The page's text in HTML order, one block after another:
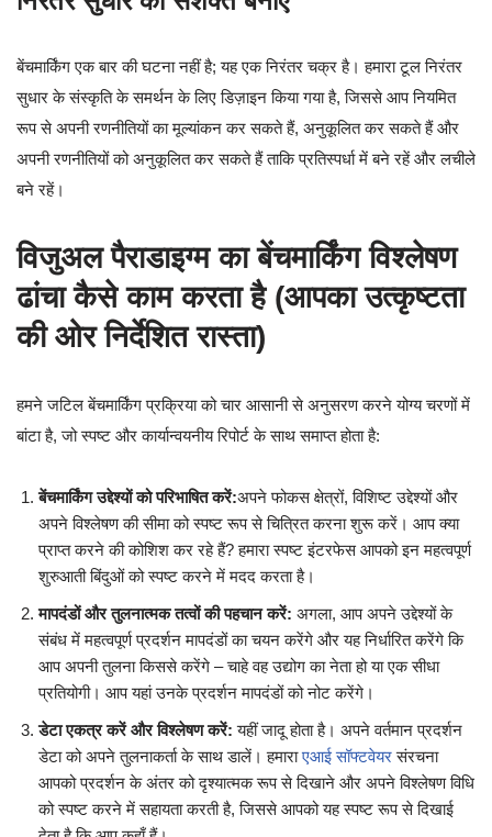
बेंचमार्किंग एक बार की घटना नहीं है; यह एक निरंतर चक्र है। हमारा टूल निरंतर
सुधार के संस्कृति के समर्थन के लिए डिज़ाइन किया गया है, जिससे आप नियमित
रूप से अपनी रणनीतियों का मूल्यांकन कर सकते हैं, अनुकूलित कर सकते हैं और
अपनी रणनीतियों को अनुकूलित कर सकते हैं ताकि प्रतिस्पर्धा में बने रहें और लचीले
बने रहें।
विजुअल पैराडाइग्म का बेंचमार्किंग विश्लेषण
ढांचा कैसे काम करता है (आपका उत्कृष्टता
की ओर निर्देशित रास्ता)
हमने जटिल बेंचमार्किंग प्रक्रिया को चार आसानी से अनुसरण करने योग्य चरणों में
बांटा है, जो स्पष्ट और कार्यान्वयनीय रिपोर्ट के साथ समाप्त होता है:
बेंचमार्किंग उद्देश्यों को परिभाषित करें:अपने फोकस क्षेत्रों, विशिष्ट उद्देश्यों और
अपने विश्लेषण की सीमा को स्पष्ट रूप से चित्रित करना शुरू करें। आप क्या
प्राप्त करने की कोशिश कर रहे हैं? हमारा स्पष्ट इंटरफेस आपको इन महत्वपूर्ण
शुरुआती बिंदुओं को स्पष्ट करने में मदद करता है।
मापदंडों और तुलनात्मक तत्वों की पहचान करें: अगला, आप अपने उद्देश्यों के
संबंध में महत्वपूर्ण प्रदर्शन मापदंडों का चयन करेंगे और यह निर्धारित करेंगे कि
आप अपनी तुलना किससे करेंगे – चाहे वह उद्योग का नेता हो या एक सीधा
प्रतियोगी। आप यहां उनके प्रदर्शन मापदंडों को नोट करेंगे।
डेटा एकत्र करें और विश्लेषण करें: यहीं जादू होता है। अपने वर्तमान प्रदर्शन
डेटा को अपने तुलनाकर्ता के साथ डालें। हमाराएआई सॉफ्टवेयरसंरचना
आपको प्रदर्शन के अंतर को दृश्यात्मक रूप से दिखाने और अपने विश्लेषण विधि
को स्पष्ट करने में सहायता करती है, जिससे आपको यह स्पष्ट रूप से दिखाई